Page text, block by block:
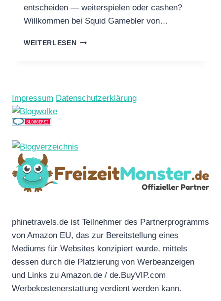
entscheiden — weiterspielen oder cashen?
Willkommen bei Squid Gamebler von…
WEITERLESENSQUID
Impressum Datenschutzerklärung
phinetravels.de ist Teilnehmer des Partnerprogramms
von Amazon EU, das zur Bereitstellung eines
Mediums für Websites konzipiert wurde, mittels
dessen durch die Platzierung von Werbeanzeigen
und Links zu Amazon.de / de.BuyVIP.com
Werbekostenerstattung verdient werden kann.